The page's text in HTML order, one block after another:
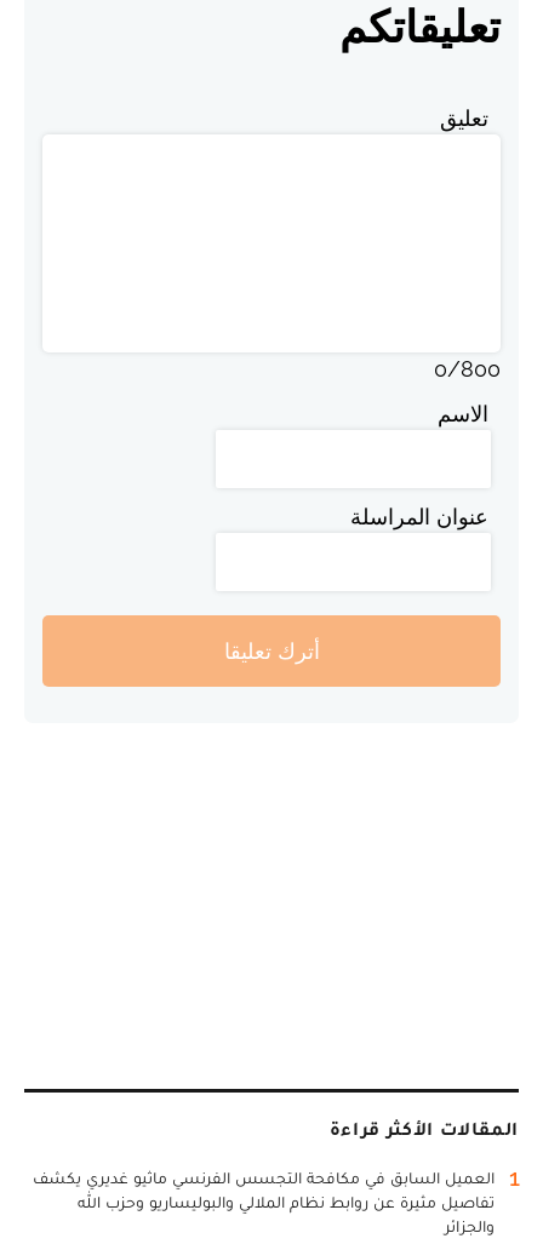
تعليقاتكم
تعليق
0/800
الاسم
عنوان المراسلة
أترك تعليقا
المقالات الأكثر قراءة
1
العميل السابق في مكافحة التجسس الفرنسي ماثيو غديري يكشف
تفاصيل مثيرة عن روابط نظام الملالي والبوليساريو وحزب الله
والجزائر